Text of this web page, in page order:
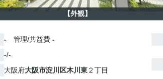
【外観】
- 管理/共益費 -
-/-
大阪府大阪市淀川区木川東２丁目